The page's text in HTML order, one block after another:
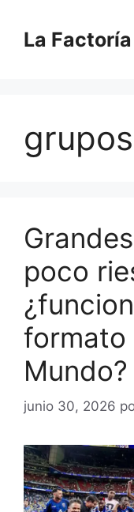
contenido
La Factoría
grupos
poco
formato
Mundo?
junio 30, 2026